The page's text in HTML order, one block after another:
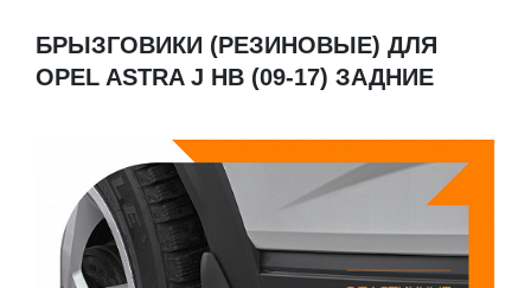
БРЫЗГОВИКИ (РЕЗИНОВЫЕ) ДЛЯ
OPEL ASTRA J HB (09-17) ЗАДНИЕ